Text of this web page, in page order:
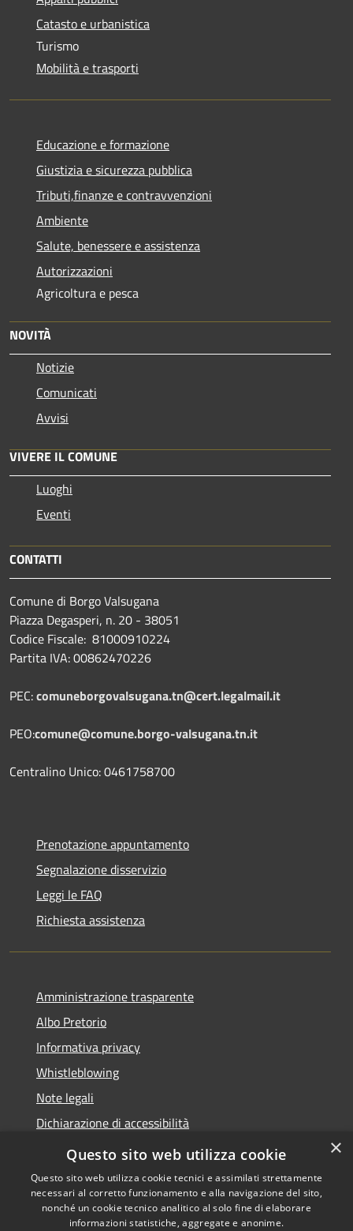
Catasto e urbanistica
Turismo
Mobilità e trasporti
Educazione e formazione
Giustizia e sicurezza pubblica
Tributi,finanze e contravvenzioni
Ambiente
Salute, benessere e assistenza
Autorizzazioni
Agricoltura e pesca
NOVITÀ
Notizie
Comunicati
Avvisi
VIVERE IL COMUNE
Luoghi
Eventi
CONTATTI
Comune di Borgo Valsugana
Piazza Degasperi, n. 20 - 38051
Codice Fiscale: 81000910224
Partita IVA: 00862470226
PEC:comuneborgovalsugana.tn@cert.legalmail.it
PEO:comune@comune.borgo-valsugana.tn.it
Centralino Unico: 0461758700
Prenotazione appuntamento
Segnalazione disservizio
Leggi le FAQ
Richiesta assistenza
Amministrazione trasparente
Albo Pretorio
Informativa privacy
Whistleblowing
Note legali
Dichiarazione di accessibilità
Feedback accessibilità
Copyright © 2026 • Comune di
×
Questo sito web utilizza cookie
Questo sito web utilizza cookie tecnici e assimilati strettamente
necessari al corretto funzionamento e alla navigazione del sito,
nonché un cookie tecnico analitico al solo fine di elaborare
informazioni statistiche, aggregate e anonime.